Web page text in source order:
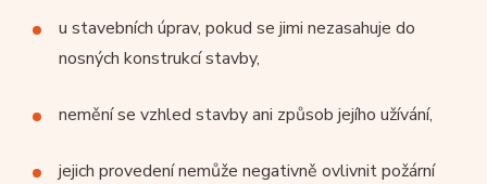
u stavebních úprav, pokud se jimi nezasahuje do
nosných konstrukcí stavby,
nemění se vzhled stavby ani způsob jejího užívání,
jejich provedení nemůže negativně ovlivnit požární